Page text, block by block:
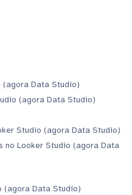
(agora Data Studio)
(agora Data Studio)
Studio (agora Data Studio)
no Looker Studio (agora Data
(agora Data Studio)